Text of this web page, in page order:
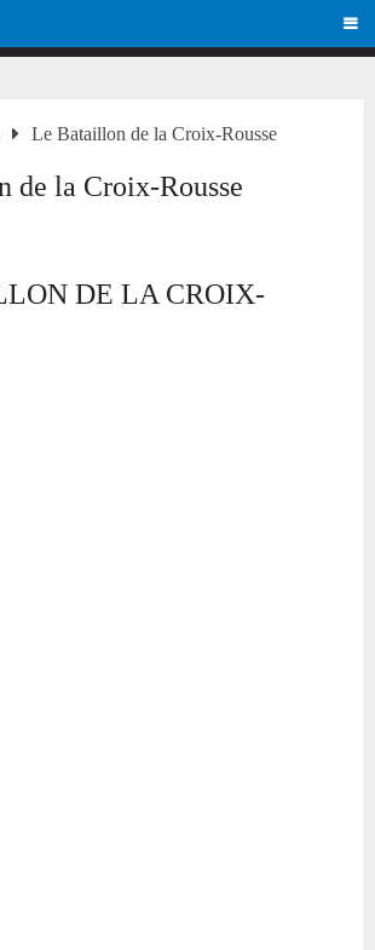
Le Bataillon de la Croix-Rousse
de la Croix-Rousse
DE LA CROIX-